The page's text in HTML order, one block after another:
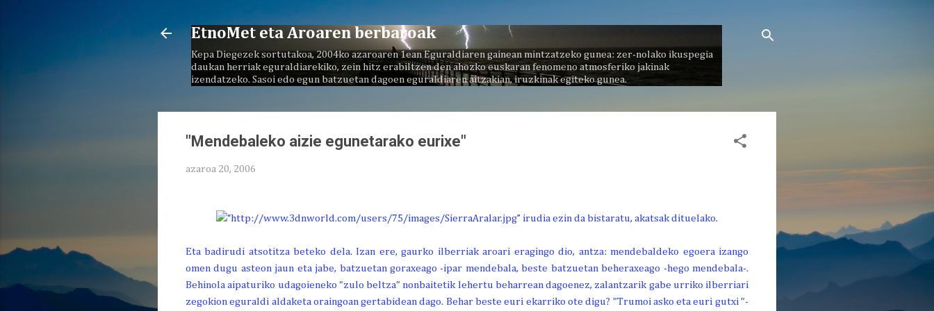
EtnoMet eta Aroaren berbaroak
Kepa Diegezek sortutakoa, 2004ko azaroaren 1ean Eguraldiaren gainean mintzatzeko gunea: zer-nolako ikuspegia
daukan herriak eguraldiarekiko, zein hitz erabiltzen den ahozko euskaran fenomeno atmosferiko jakinak
izendatzeko. Sasoi edo egun batzuetan dagoen eguraldiaren aitzakian, iruzkinak egiteko gunea.
"Mendebaleko aizie egunetarako eurixe"
azaroa 20, 2006
Eta badirudi atsotitza beteko dela. Izan ere, gaurko ilberriak aroari eragingo dio, antza: mendebaldeko egoera izango
omen dugu asteon jaun eta jabe, batzuetan goraxeago -ipar mendebala, beste batzuetan beheraxeago -hego mendebala-.
Behinola aipaturiko udagoieneko "zulo beltza" nonbaitetik lehertu beharrean dagoenez, zalantzarik gabe urriko ilberriari
zegokion eguraldi aldaketa oraingoan gertabidean dago. Behar beste euri ekarriko ote digu? "Trumoi asko eta euri gutxi "-